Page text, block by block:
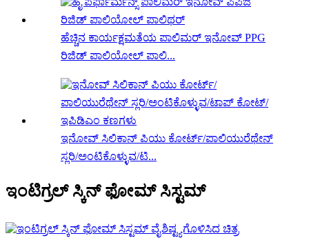
ಹೆಚ್ಚಿನ ಕಾರ್ಯಕ್ಷಮತೆಯ ಪಾಲಿಮರ್ ಇನೋವ್ PPG
ರಿಜಿಡ್ ಪಾಲಿಯೋಲ್ ಪಾಲಿ...
ಇನೋವ್ ಸಿಲಿಕಾನ್ ಪಿಯು ಕೋರ್ಟ್/ಪಾಲಿಯುರೆಥೇನ್
ಸ್ಲರಿ/ಅಂಟಿಕೊಳ್ಳುವ/ಟಿ...
ಇಂಟಿಗ್ರಲ್ ಸ್ಕಿನ್ ಫೋಮ್ ಸಿಸ್ಟಮ್